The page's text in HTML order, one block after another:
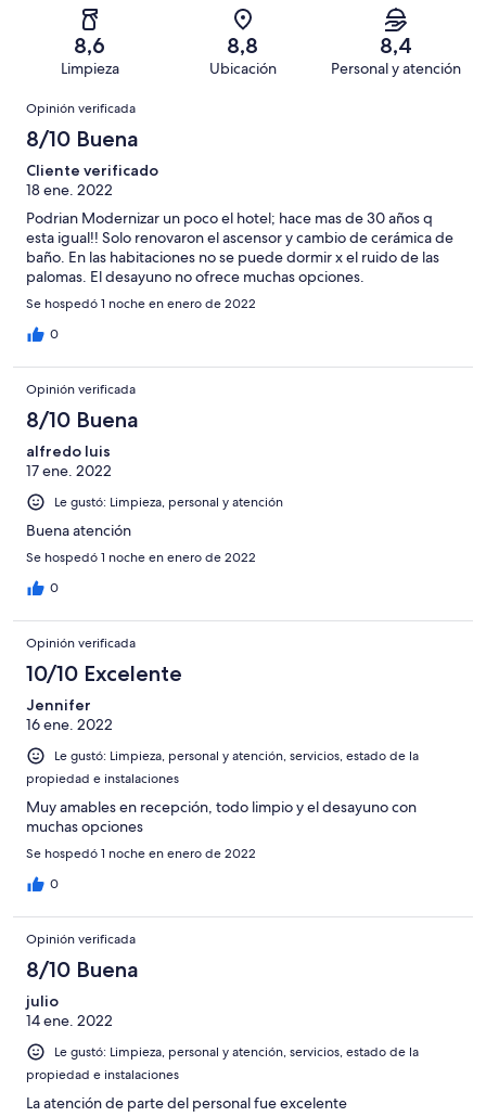
opiniones
opiniones
667
8,6
Limpieza
8,8
Ubicación
8,4
Personal y atención
Opiniones
Opinión verificada
8/10 Buena
Cliente verificado
18 ene. 2022
Podrian Modernizar un poco el hotel; hace mas de 30 años q
esta igual!! Solo renovaron el ascensor y cambio de cerámica de
baño. En las habitaciones no se puede dormir x el ruido de las
palomas. El desayuno no ofrece muchas opciones.
Se hospedó 1 noche en enero de 2022
0
Opinión verificada
8/10 Buena
alfredo luis
17 ene. 2022
Le gustó: Limpieza, personal y atención
Buena atención
Se hospedó 1 noche en enero de 2022
0
Opinión verificada
10/10 Excelente
Jennifer
16 ene. 2022
Le gustó: Limpieza, personal y atención, servicios, estado de la
propiedad e instalaciones
Muy amables en recepción, todo limpio y el desayuno con
muchas opciones
Se hospedó 1 noche en enero de 2022
0
Opinión verificada
8/10 Buena
julio
14 ene. 2022
Le gustó: Limpieza, personal y atención, servicios, estado de la
propiedad e instalaciones
La atención de parte del personal fue excelente